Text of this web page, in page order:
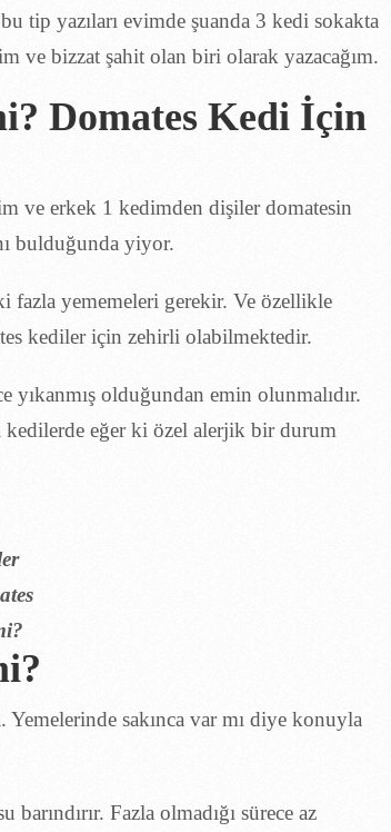
tip yazıları evimde şuanda 3 kedi sokakta
ve bizzat şahit olan biri olarak yazacağım.
Domates Kedi İçin
ve erkek 1 kedimden dişiler domatesin
bulduğunda yiyor.
fazla yememeleri gerekir. Ve özellikle
kediler için zehirli olabilmektedir.
yıkanmış olduğundan emin olunmalıdır.
kedilerde eğer ki özel alerjik bir durum
Yer
sakınca var mı diye konuyla